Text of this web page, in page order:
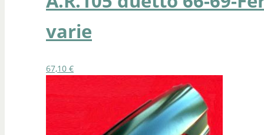
varie
67,10 €